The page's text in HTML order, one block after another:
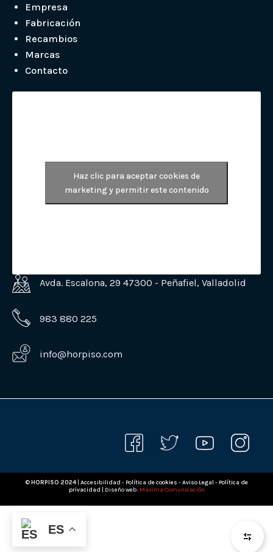
Empresa
Fabricación
Recambios
Marcas
Contacto
Haz clic para aceptar cookies de
marketing y permitir este contenido
Avda. Escalona, 29 47300 - Peñafiel, Valladolid
983 880 225
info@horpiso.com
©HORPISO 2024| Accesibilidad - Política de cookies -Aviso Legal - Política de
privacidad
| Diseño web: Máxima Comunicación
ES